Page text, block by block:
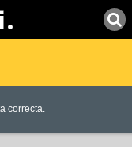
correcta.